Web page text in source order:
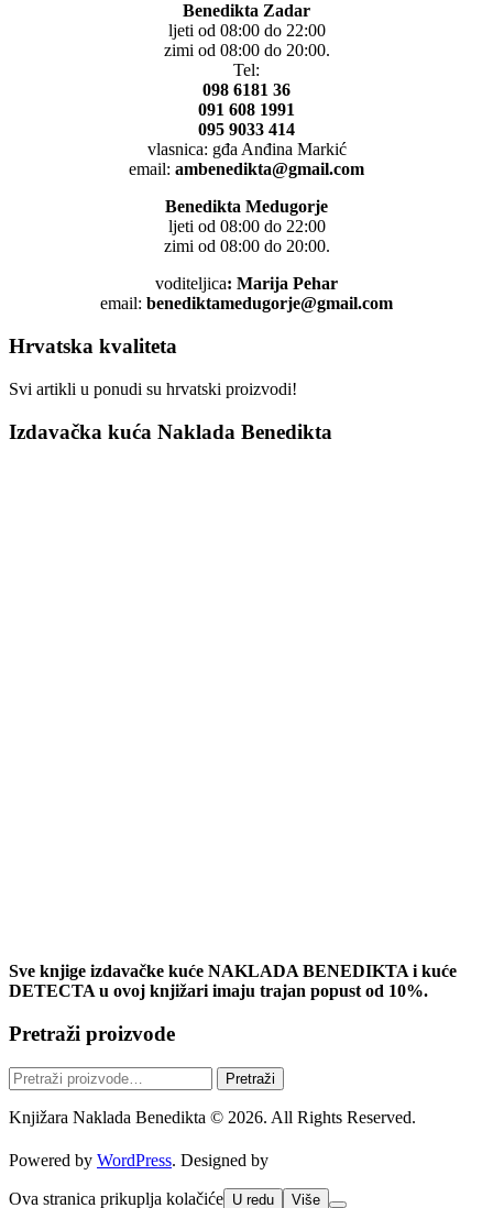
Benedikta Zadar
ljeti od 08:00 do 22:00
zimi od 08:00 do 20:00.
Tel:
098 6181 36
091 608 1991
095 9033 414
vlasnica: gđa Anđina Markić
email: ambenedikta@gmail.com
Benedikta Medugorje
ljeti od 08:00 do 22:00
zimi od 08:00 do 20:00.
voditeljica: Marija Pehar
email: benediktamedugorje@gmail.com
Hrvatska kvaliteta
Svi artikli u ponudi su hrvatski proizvodi!
Izdavačka kuća Naklada Benedikta
Sve knjige izdavačke kuće NAKLADA BENEDIKTA i kuće
DETECTA u ovoj knjižari imaju trajan popust od 10%.
Pretraži proizvode
Pretraži: Pretraži
Knjižara Naklada Benedikta © 2026. All Rights Reserved.
Powered by WordPress. Designed by
Ova stranica prikuplja kolačiće U redu Više